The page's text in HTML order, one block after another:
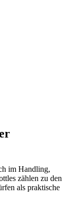
im Handling,
zählen zu den
als praktische